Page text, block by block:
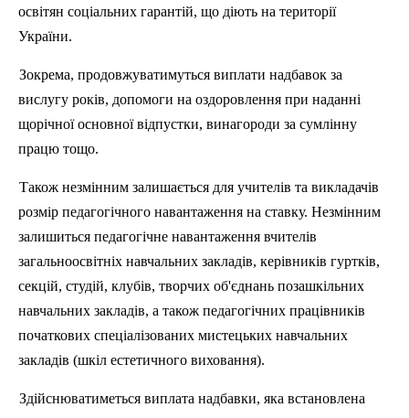
освітян соціальних гарантій, що діють на території
України.
Зокрема, продовжуватимуться виплати надбавок за
вислугу років, допомоги на оздоровлення при наданні
щорічної основної відпустки, винагороди за сумлінну
працю тощо.
Також незмінним залишається для учителів та викладачів
розмір педагогічного навантаження на ставку. Незмінним
залишиться педагогічне навантаження вчителів
загальноосвітніх навчальних закладів, керівників гуртків,
секцій, студій, клубів, творчих об'єднань позашкільних
навчальних закладів, а також педагогічних працівників
початкових спеціалізованих мистецьких навчальних
закладів (шкіл естетичного виховання).
Здійснюватиметься виплата надбавки, яка встановлена